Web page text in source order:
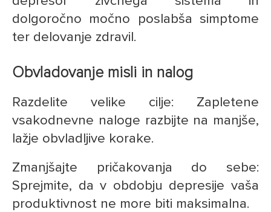
dolgoročno močno poslabša simptome
ter delovanje zdravil.
Obvladovanje misli in nalog
Razdelite velike cilje: Zapletene
vsakodnevne naloge razbijte na manjše,
lažje obvladljive korake.
Zmanjšajte pričakovanja do sebe:
Sprejmite, da v obdobju depresije vaša
produktivnost ne more biti maksimalna.